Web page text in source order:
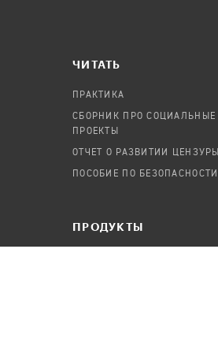
ЧИТАТЬ
ПРАКТИКА
СБОРНИК ПРО СОЦИАЛЬНЫЕ
ПРОЕКТЫ
ОТЧЕТ О РАЗВИТИИ ЦЕНЗУРЫ
ПОСОБИЕ ПО БЕЗОПАСНОСТИ
ПРОДУКТЫ